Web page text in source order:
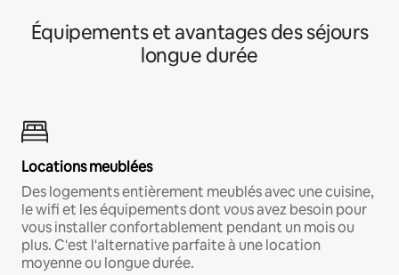
Équipements et avantages des séjours
longue durée
Locations meublées
Des logements entièrement meublés avec une cuisine,
le wifi et les équipements dont vous avez besoin pour
vous installer confortablement pendant un mois ou
plus. C'est l'alternative parfaite à une location
moyenne ou longue durée.